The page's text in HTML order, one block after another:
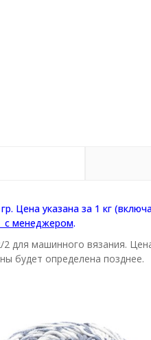
Цена указана за 1 кг
с менеджером.
для машинного вязания.
будет определена позднее.